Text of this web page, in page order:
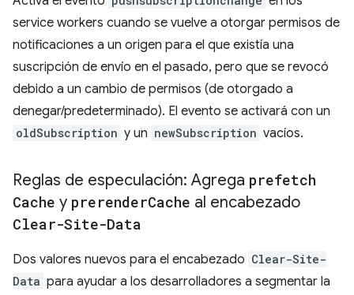
service workers cuando se vuelve a otorgar permisos de
notificaciones a un origen para el que existía una
suscripción de envío en el pasado, pero que se revocó
debido a un cambio de permisos (de otorgado a
denegar/predeterminado). El evento se activará con un
oldSubscription y un newSubscription vacíos.
Reglas de especulación: Agrega prefetch
Cache y prerenderCache al encabezado
Clear-Site-Data
Dos valores nuevos para el encabezado Clear-Site-
Data para ayudar a los desarrolladores a segmentar la